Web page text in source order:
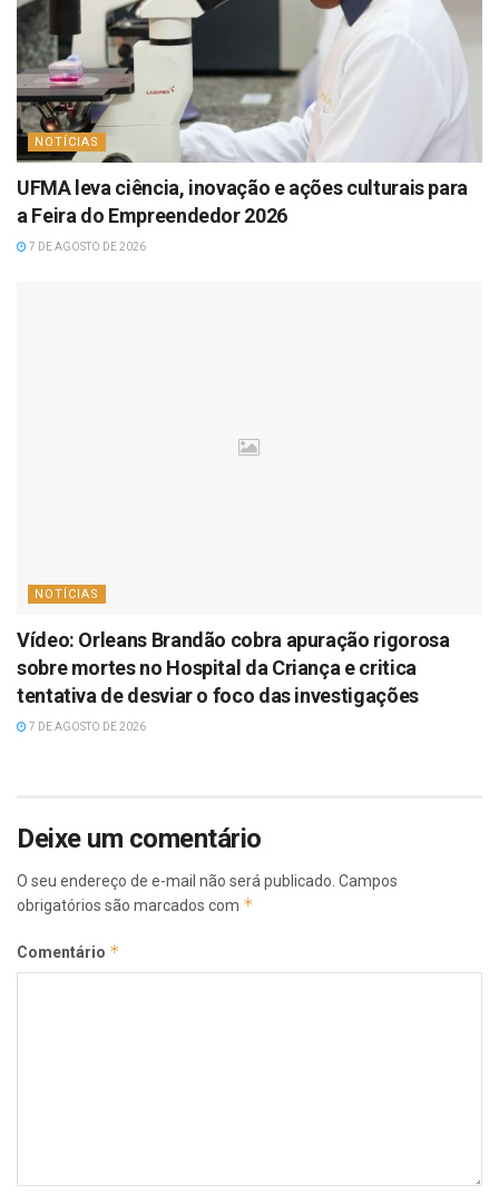
NOTÍCIAS
UFMA leva ciência, inovação e ações culturais para
a Feira do Empreendedor 2026
7 DE AGOSTO DE 2026
NOTÍCIAS
Vídeo: Orleans Brandão cobra apuração rigorosa
sobre mortes no Hospital da Criança e critica
tentativa de desviar o foco das investigações
7 DE AGOSTO DE 2026
Deixe um comentário
O seu endereço de e-mail não será publicado. Campos
obrigatórios são marcados com *
Comentário *